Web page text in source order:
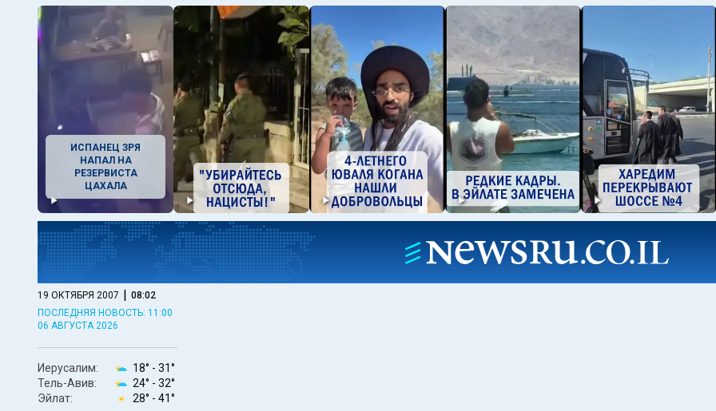
ИСПАНЕЦ ЗРЯ
НАПАЛ НА
РЕЗЕРВИСТА
ЦАХАЛА
19 ОКТЯБРЯ 2007 | 08:02
ПОСЛЕДНЯЯ НОВОСТЬ: 11:00
06 АВГУСТА 2026
Иерусалим: 18° - 31°
Тель-Авив:
24° - 32°
Эйлат:
28° - 41°